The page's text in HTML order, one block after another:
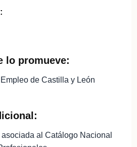
lo promueve:
de Castilla y León
al Catálogo Nacional